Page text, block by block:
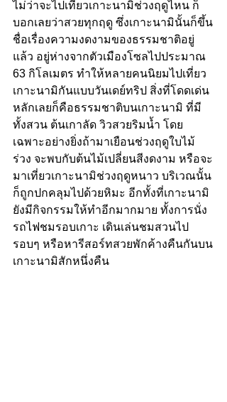
ไม่ว่าจะไปเที่ยวเกาะนามิช่วงฤดูไหน ก็
บอกเลยว่าสวยทุกฤดู ซึ่งเกาะนามินั้นก็ขึ้น
ชื่อเรื่องความงดงามของธรรมชาติอยู่
แล้ว อยู่ห่างจากตัวเมืองโซลไปประมาณ
63 กิโลเมตร ทำให้หลายคนนิยมไปเที่ยว
เกาะนามิกันแบบวันเดย์ทริป สิ่งที่โดดเด่น
หลักเลยก็คือธรรมชาติบนเกาะนามิ ที่มี
ทั้งสวน ต้นเกาลัด วิวสวยริมน้ำ โดย
เฉพาะอย่างยิ่งถ้ามาเยือนช่วงฤดูใบไม้
ร่วง จะพบกับต้นไม้เปลี่ยนสีงดงาม หรือจะ
มาเที่ยวเกาะนามิช่วงฤดูหนาว บริเวณนั้น
ก็ถูกปกคลุมไปด้วยหิมะ อีกทั้งที่เกาะนามิ
ยังมีกิจกรรมให้ทำอีกมากมาย ทั้งการนั่ง
รถไฟชมรอบเกาะ เดินเล่นชมสวนไป
รอบๆ หรือหารีสอร์ทสวยพักค้างคืนกันบน
เกาะนามิสักหนึ่งคืน